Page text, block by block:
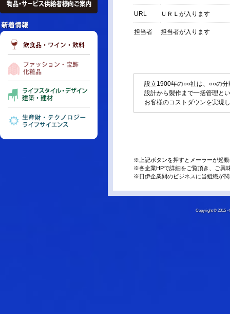
URL ＵＲＬが入ります
担当者 担当者が入ります
設立1900年の○○社は、○○の
設計から製作まで一括管理と
お客様のコストダウンを実現
※上記ボタンを押すとメーラーが起
※各企業HPで詳細をご覧頂き、ご興
※日伊企業間のビジネスに当組織が
Copyright © 2015